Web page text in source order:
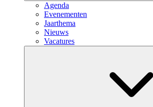
Agenda
Evenementen
Jaarthema
Nieuws
Vacatures